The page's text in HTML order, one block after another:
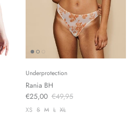
Underprotection
Rania BH
€25,00 €49,95
XS S M L XL